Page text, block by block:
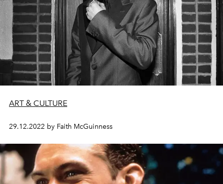
ART & CULTURE
29.12.2022 by Faith McGuinness